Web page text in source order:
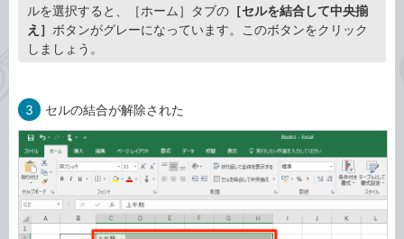
ルを選択すると、［ホーム］タブの ［セルを結合して中央揃
え］ ボタンがグレーになっています。このボタンをクリック
しましょう。
3 セルの結合が解除された